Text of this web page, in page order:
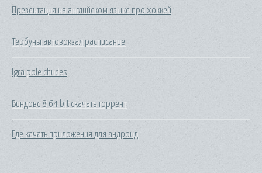
Презентация на английском языке про хоккей
Тербуны автовокзал расписание
Igra pole chudes
Виндовс 8 64 bit скачать торрент
Где качать приложения для андроид